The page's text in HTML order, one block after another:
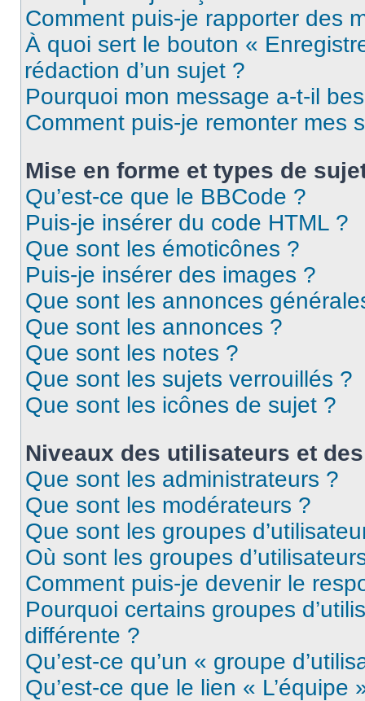
Comment puis-je rapporter des
À quoi sert le bouton «
rédaction d’un sujet ?
Pourquoi mon message a-t-il
Comment puis-je remonter mes
Mise en forme et types de
Qu’est-ce que le BBCode ?
Puis-je insérer du code HTML ?
Que sont les émoticônes ?
Puis-je insérer des images ?
Que sont les annonces
Que sont les annonces ?
Que sont les notes ?
Que sont les sujets verrouillés ?
Que sont les icônes de sujet ?
Niveaux des utilisateurs et
Que sont les administrateurs ?
Que sont les modérateurs ?
Que sont les groupes
Où sont les groupes
Comment puis-je devenir le
Pourquoi certains groupes
différente ?
Qu’est-ce qu’un « groupe
Qu’est-ce que le lien « L’équipe